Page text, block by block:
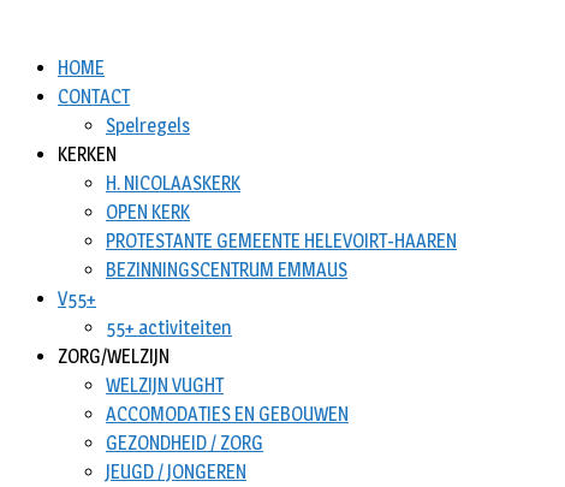
HOME
CONTACT
Spelregels
KERKEN
H. NICOLAASKERK
OPEN KERK
PROTESTANTE GEMEENTE HELEVOIRT-HAAREN
BEZINNINGSCENTRUM EMMAUS
V55+
55+ activiteiten
ZORG/WELZIJN
WELZIJN VUGHT
ACCOMODATIES EN GEBOUWEN
GEZONDHEID / ZORG
JEUGD / JONGEREN